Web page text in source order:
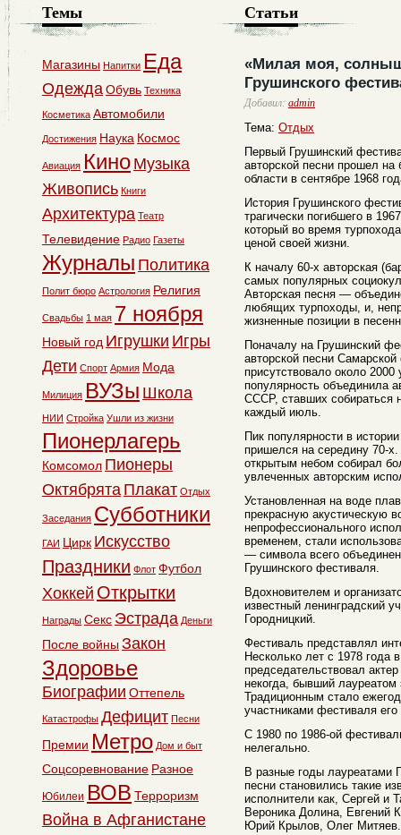
Статьи
«Милая моя,
Грушинского
Добавил: admin
Тема: Отдых
Первый Грушинский
авторской песни прошел на
области в сентябре 1968
История Грушинского
трагически погибшего в
который во время
ценой своей жизни.
К началу 60-х авторская
самых популярных
Авторская песня —
любящих турпоходы, и,
жизненные позиции в
Поначалу на Грушинский
авторской песни
присутствовало около 2000
популярность объединила
СССР, ставших собираться
каждый июль.
Пик популярности в
пришелся на середину 70-
открытым небом собирал
увлеченных авторским
Установленная на воде
прекрасную акустическую
непрофессионального
временем, стали
— символа всего
Грушинского фестиваля.
Вдохновителем и
известный ленинградский
Городницкий.
Фестиваль представлял
Несколько лет с 1978 года
председательствовал
некогда, бывший лауреатом
Традиционным стало
участниками фестиваля
С 1980 по 1986-ой
нелегально.
В разные годы лауреатами
песни становились такие
исполнители как, Сергей и
Вероника Долина, Евгений
Юрий Крылов, Олег Митяев.
Темы
Магазины Напитки Еда
ОдеждаОбувь Техника
Косметика Автомобили
Достижения Наука Космос
Авиация Кино Музыка
Живопись Книги
Архитектура Театр
Телевидение Радио Газеты
Журналы Политика
Полит бюро Астрология Религия
Свадьбы 1 мая 7 ноября
Новый год Игрушки Игры
Дети Спорт Армия Мода
Милиция ВУЗы Школа
НИИ Стройка Ушли из жизни
Пионерлагерь
Комсомол Пионеры
Октябрята Плакат Отдых
Заседания Субботники
ГАИ Цирк Искусство
Праздники Флот Футбол
Хоккей Открытки
Награды Секс Эстрада Деньги
После войны Закон
Здоровье
Биографии Оттепель
Катастрофы Дефицит Песни
Премии Метро Дом и быт
Соцсоревнование Разное
Юбилеи ВОВ Терроризм
Война в Афганистане